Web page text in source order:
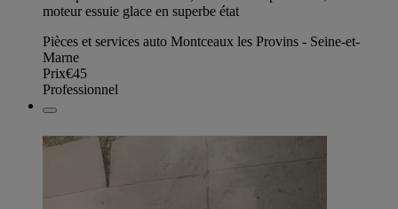
moteur essuie glace en superbe état
Pièces et services auto Montceaux les Provins - Seine-et-
Marne
Prix€45
Professionnel